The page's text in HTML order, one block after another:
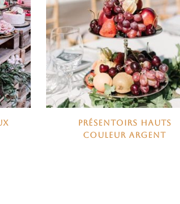
PRÉSENTOIRS HAUTS
COULEUR ARGENT